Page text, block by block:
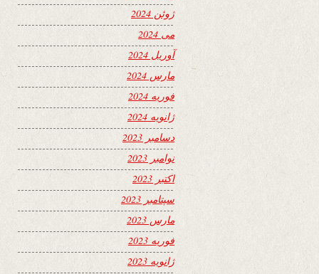
ژوئن 2024
می 2024
آوریل 2024
مارس 2024
فوریه 2024
ژانویه 2024
دسامبر 2023
نوامبر 2023
اکتبر 2023
سپتامبر 2023
مارس 2023
فوریه 2023
ژانویه 2023